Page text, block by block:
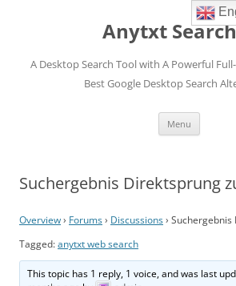
Anytxt
A Desktop Search Tool with A Powerful
Best Google Desktop Search
Menu
Suchergebnis Direktsprung
Overview› Forums› Discussions›
Tagged:anytxt web search
This topic has 1 reply, 1 voice, and was last